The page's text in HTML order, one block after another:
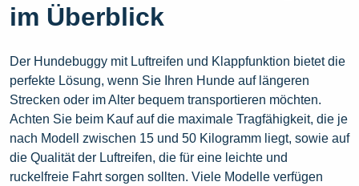
im Überblick
Der Hundebuggy mit Luftreifen und Klappfunktion bietet die
perfekte Lösung, wenn Sie Ihren Hunde auf längeren
Strecken oder im Alter bequem transportieren möchten.
Achten Sie beim Kauf auf die maximale Tragfähigkeit, die je
nach Modell zwischen 15 und 50 Kilogramm liegt, sowie auf
die Qualität der Luftreifen, die für eine leichte und
ruckelfreie Fahrt sorgen sollten. Viele Modelle verfügen